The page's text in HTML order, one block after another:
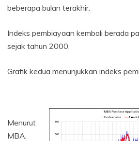
beberapa bulan terakhir.
Indeks pembiayaan kembali berada
sejak tahun 2000.
Grafik kedua menunjukkan indeks
Menurut
MBA,